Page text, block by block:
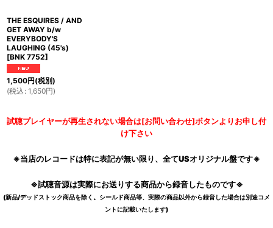
THE ESQUIRES / AND
GET AWAY b/w
EVERYBODY'S
LAUGHING (45's)
[BNK 7752]
1,500円(税別)
(税込 : 1,650円)
試聴プレイヤーが再生されない場合は[お問い合わせ]ボタンよりお申し付
け下さい
※当店のレコードは特に表記が無い限り、全てUSオリジナル盤です※
※試聴音源は実際にお送りする商品から録音したものです※
(新品/デッドストック商品を除く。シールド商品等、実際の商品以外から録音した場合は別途コメ
ントに記載いたします)